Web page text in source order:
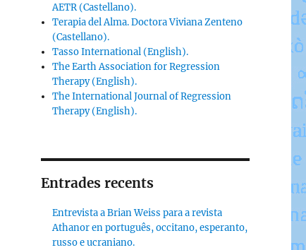
AETR (Castellano).
Terapia del Alma. Doctora Viviana Zenteno
(Castellano).
Tasso International (English).
The Earth Association for Regression
Therapy (English).
The International Journal of Regression
Therapy (English).
Entrades recents
Entrevista a Brian Weiss para a revista
Athanor en português, occitano, esperanto,
russo e ucraniano.